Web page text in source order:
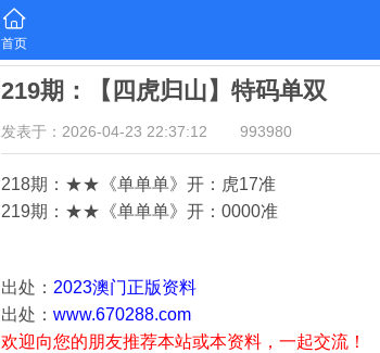
首页
219期：【四虎归山】特码单双
发表于：2026-04-23 22:37:12 993980
218期：★★《单单单》开：虎17准
219期：★★《单单单》开：0000准
出处： 2023澳门正版资料
出处： www.670288.com
欢迎向您的朋友推荐本站或本资料，一起交流！